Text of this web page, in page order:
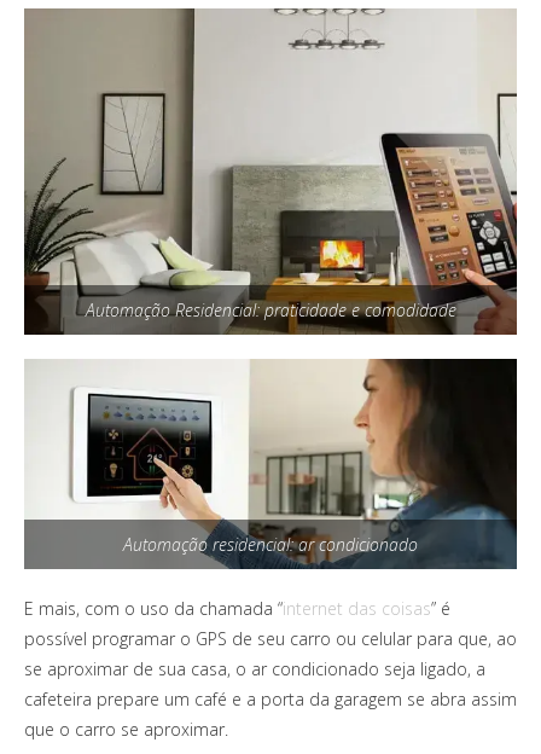
Automação Residencial: praticidade e comodidade
Automação residencial: ar condicionado
E mais, com o uso da chamada “internet das coisas” é
possível programar o GPS de seu carro ou celular para que, ao
se aproximar de sua casa, o ar condicionado seja ligado, a
cafeteira prepare um café e a porta da garagem se abra assim
que o carro se aproximar.